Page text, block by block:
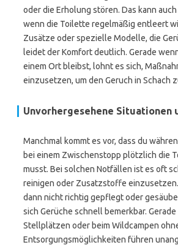
oder die Erholung stören. Das kann
wenn die Toilette regelmäßig entleert
Zusätze oder spezielle Modelle, die
leidet der Komfort deutlich. Gerade
einem Ort bleibst, lohnt es sich,
einzusetzen, um den Geruch in Schach
Unvorhergesehene Situationen
Manchmal kommt es vor, dass du
bei einem Zwischenstopp plötzlich die
musst. Bei solchen Notfällen ist es oft
reinigen oder Zusatzstoffe
dann nicht richtig gepflegt oder
sich Gerüche schnell bemerkbar.
Stellplätzen oder beim Wildcampen
Entsorgungsmöglichkeiten führen